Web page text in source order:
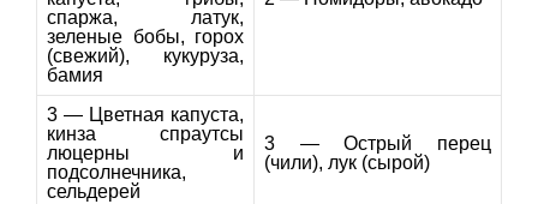
спаржа, латук,
зеленые бобы, горох
(свежий), кукуруза,
бамия
3 — Цветная капуста,
кинза спраутсы
люцерны и
подсолнечника,
сельдерей
3 — Острый перец
(чили), лук (сырой)